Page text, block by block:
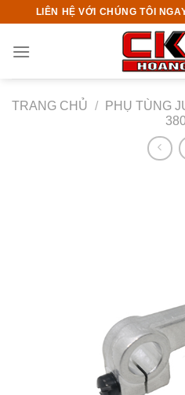
content
LIÊN HỆ VỚI CHÚNG TÔI
TRANG CHỦ / PHỤ TÙNG